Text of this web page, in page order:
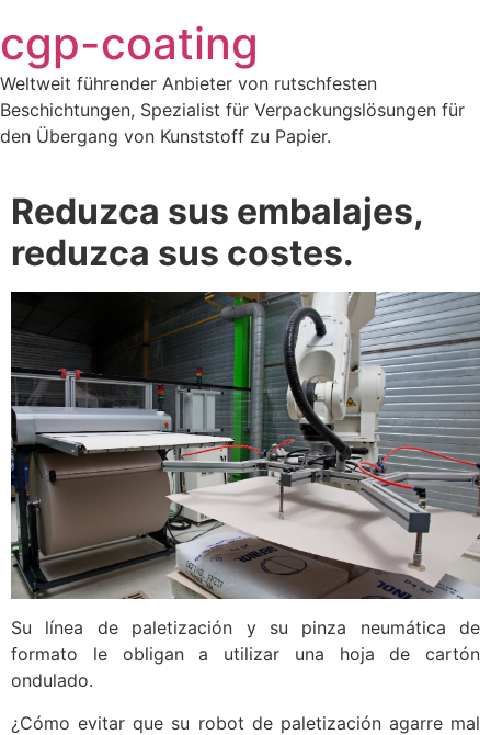
al
contenido
cgp-coating
Weltweit führender Anbieter von rutschfesten
Beschichtungen, Spezialist für Verpackungslösungen für
den Übergang von Kunststoff zu Papier.
Reduzca sus embalajes,
reduzca sus costes.
Su línea de paletización y su pinza neumática de
formato le obligan a utilizar una hoja de cartón
ondulado.
¿Cómo evitar que su robot de paletización agarre mal